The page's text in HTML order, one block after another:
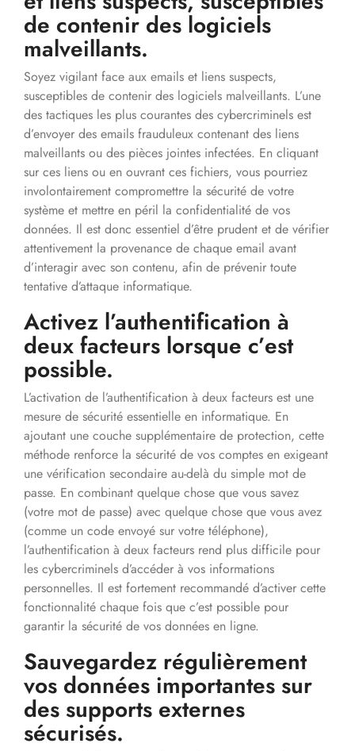
de contenir des logiciels
malveillants.
Soyez vigilant face aux emails et liens suspects,
susceptibles de contenir des logiciels malveillants. L’une
des tactiques les plus courantes des cybercriminels est
d’envoyer des emails frauduleux contenant des liens
malveillants ou des pièces jointes infectées. En cliquant
sur ces liens ou en ouvrant ces fichiers, vous pourriez
involontairement compromettre la sécurité de votre
système et mettre en péril la confidentialité de vos
données. Il est donc essentiel d’être prudent et de vérifier
attentivement la provenance de chaque email avant
d’interagir avec son contenu, afin de prévenir toute
tentative d’attaque informatique.
Activez l’authentification à
deux facteurs lorsque c’est
possible.
L’activation de l’authentification à deux facteurs est une
mesure de sécurité essentielle en informatique. En
ajoutant une couche supplémentaire de protection, cette
méthode renforce la sécurité de vos comptes en exigeant
une vérification secondaire au-delà du simple mot de
passe. En combinant quelque chose que vous savez
(votre mot de passe) avec quelque chose que vous avez
(comme un code envoyé sur votre téléphone),
l’authentification à deux facteurs rend plus difficile pour
les cybercriminels d’accéder à vos informations
personnelles. Il est fortement recommandé d’activer cette
fonctionnalité chaque fois que c’est possible pour
garantir la sécurité de vos données en ligne.
Sauvegardez régulièrement
vos données importantes sur
des supports externes
sécurisés.